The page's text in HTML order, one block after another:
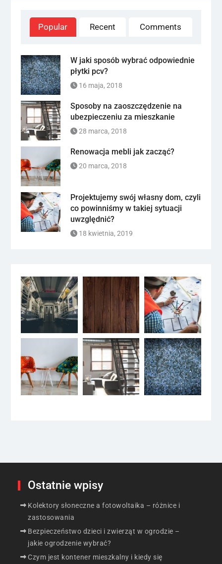
Popular Recent Comments
W jaki sposób wybrać odpowiednie
płytki pcv?
16 maja, 2018
Sposoby na zaoszczędzenie na
ubezpieczeniu za mieszkanie
28 marca, 2018
Renowacja mebli jak zacząć?
20 marca, 2018
Projektujemy swój własny dom, czyli
co powinniśmy w takiej sytuacji
uwzględnić?
18 kwietnia, 2019
Ostatnie wpisy
Kolektory słoneczne a fotowoltaika – różnice i
zastosowania
Bezpieczeństwo dzieci i zwierząt w ogrodzie –
jakie ogrodzenie wybrać?
Czym jest kontener mieszkalny i kiedy się